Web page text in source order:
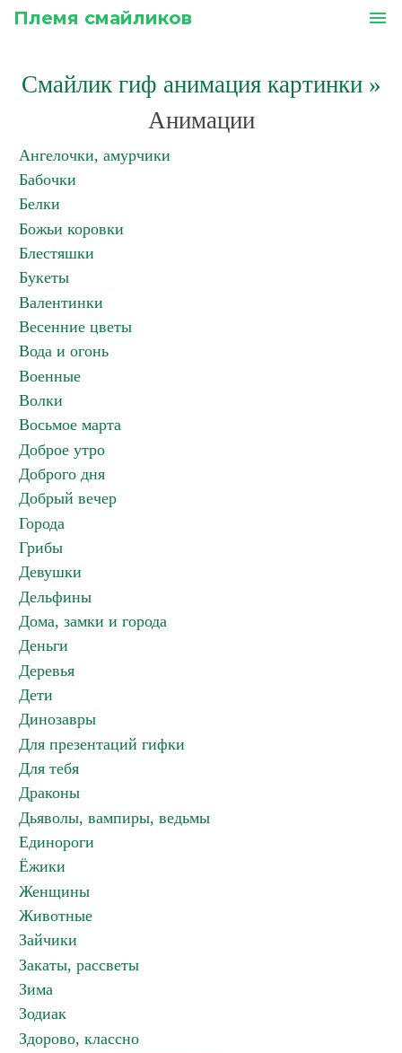
Племя смайликов menu
Смайлик гиф анимация картинки»
Анимации
Ангелочки, амурчики
Бабочки
Белки
Божьи коровки
Блестяшки
Букеты
Валентинки
Весенние цветы
Вода и огонь
Военные
Волки
Восьмое марта
Доброе утро
Доброго дня
Добрый вечер
Города
Грибы
Девушки
Дельфины
Дома, замки и города
Деньги
Деревья
Дети
Динозавры
Для презентаций гифки
Для тебя
Драконы
Дьяволы, вампиры, ведьмы
Единороги
Ёжики
Женщины
Животные
Зайчики
Закаты, рассветы
Зима
Зодиак
Здорово, классно